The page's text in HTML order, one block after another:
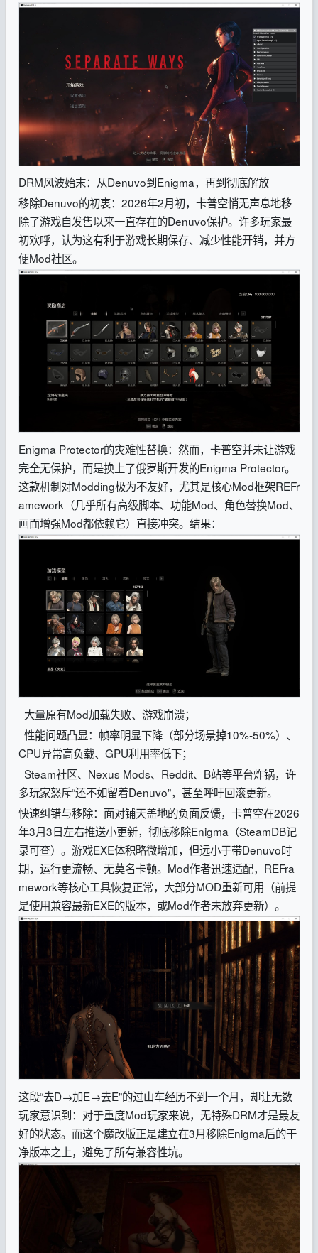
DRM风波始末：从Denuvo到Enigma，再到彻底解放
移除Denuvo的初衷：2026年2月初，卡普空悄无声息地移
除了游戏自发售以来一直存在的Denuvo保护。许多玩家最
初欢呼，认为这有利于游戏长期保存、减少性能开销，并方
便Mod社区。
Enigma Protector的灾难性替换：然而，卡普空并未让游戏
完全无保护，而是换上了俄罗斯开发的Enigma Protector。
这款机制对Modding极为不友好，尤其是核心Mod框架REFr
amework（几乎所有高级脚本、功能Mod、角色替换Mod、
画面增强Mod都依赖它）直接冲突。结果：
大量原有Mod加载失败、游戏崩溃；
性能问题凸显：帧率明显下降（部分场景掉10%-50%）、
CPU异常高负载、GPU利用率低下；
Steam社区、Nexus Mods、Reddit、B站等平台炸锅，许
多玩家怒斥“还不如留着Denuvo”，甚至呼吁回滚更新。
快速纠错与移除：面对铺天盖地的负面反馈，卡普空在2026
年3月3日左右推送小更新，彻底移除Enigma（SteamDB记
录可查）。游戏EXE体积略微增加，但远小于带Denuvo时
期，运行更流畅、无莫名卡顿。Mod作者迅速适配，REFra
mework等核心工具恢复正常，大部分MOD重新可用（前提
是使用兼容最新EXE的版本，或Mod作者未放弃更新）。
这段“去D→加E→去E”的过山车经历不到一个月，却让无数
玩家意识到：对于重度Mod玩家来说，无特殊DRM才是最友
好的状态。而这个魔改版正是建立在3月移除Enigma后的干
净版本之上，避免了所有兼容性坑。